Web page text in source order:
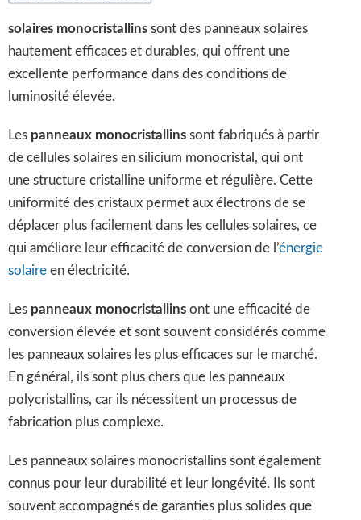
solaires monocristallinssont des panneaux solaires
hautement efficaces et durables, qui offrent une
excellente performance dans des conditions de
luminosité élevée.
Les panneaux monocristallinssont fabriqués à partir
de cellules solaires en silicium monocristal, qui ont
une structure cristalline uniforme et régulière. Cette
uniformité des cristaux permet aux électrons de se
déplacer plus facilement dans les cellules solaires, ce
qui améliore leur efficacité de conversion de l’énergie
solaireen électricité.
Les panneaux monocristallinsont une efficacité de
conversion élevée et sont souvent considérés comme
les panneaux solaires les plus efficaces sur le marché.
En général, ils sont plus chers que les panneaux
polycristallins, car ils nécessitent un processus de
fabrication plus complexe.
Les panneaux solaires monocristallins sont également
connus pour leur durabilité et leur longévité. Ils sont
souvent accompagnés de garanties plus solides que